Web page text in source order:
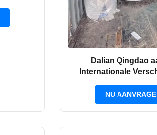
Dalian Qingdao
Internationale
Overzees
NU